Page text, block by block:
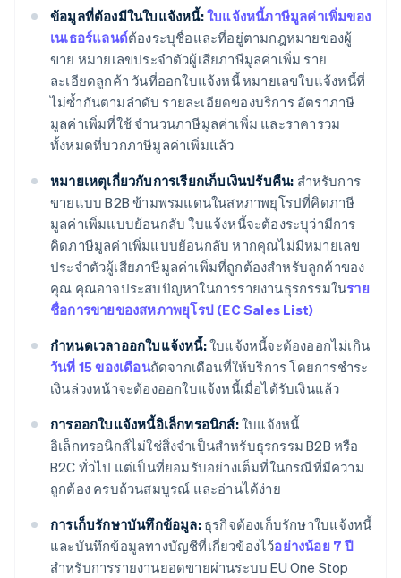
ข้อมูลที่ต้องมีในใบแจ้งหนี้:ใบแจ้งหนี้ภาษีมูลค่าเพิ่มของ
เนเธอร์แลนด์ต้องระบุชื่อและที่อยู่ตามกฎหมายของผู้
ขาย หมายเลขประจำตัวผู้เสียภาษีมูลค่าเพิ่ม ราย
ละเอียดลูกค้า วันที่ออกใบแจ้งหนี้ หมายเลขใบแจ้งหนี้ที่
ไม่ซ้ำกันตามลำดับ รายละเอียดของบริการ อัตราภาษี
มูลค่าเพิ่มที่ใช้ จำนวนภาษีมูลค่าเพิ่ม และราคารวม
ทั้งหมดที่บวกภาษีมูลค่าเพิ่มแล้ว
หมายเหตุเกี่ยวกับการเรียกเก็บเงินปรับคืน: สำหรับการ
ขายแบบ B2B ข้ามพรมแดนในสหภาพยุโรปที่คิดภาษี
มูลค่าเพิ่มแบบย้อนกลับ ใบแจ้งหนี้จะต้องระบุว่ามีการ
คิดภาษีมูลค่าเพิ่มแบบย้อนกลับ หากคุณไม่มีหมายเลข
ประจำตัวผู้เสียภาษีมูลค่าเพิ่มที่ถูกต้องสำหรับลูกค้าของ
คุณ คุณอาจประสบปัญหาในการรายงานธุรกรรมในราย
ชื่อการขายของสหภาพยุโรป (EC Sales List)
กำหนดเวลาออกใบแจ้งหนี้:ใบแจ้งหนี้จะต้องออกไม่เกิน
วันที่ 15 ของเดือนถัดจากเดือนที่ให้บริการ โดยการชำระ
เงินล่วงหน้าจะต้องออกใบแจ้งหนี้เมื่อได้รับเงินแล้ว
การออกใบแจ้งหนี้อิเล็กทรอนิกส์:ใบแจ้งหนี้
อิเล็กทรอนิกส์ไม่ใช่สิ่งจำเป็นสำหรับธุรกรรม B2B หรือ
B2C ทั่วไป แต่เป็นที่ยอมรับอย่างเต็มที่ในกรณีที่มีความ
ถูกต้อง ครบถ้วนสมบูรณ์ และอ่านได้ง่าย
การเก็บรักษาบันทึกข้อมูล:ธุรกิจต้องเก็บรักษาใบแจ้งหนี้
และบันทึกข้อมูลทางบัญชีที่เกี่ยวข้องไว้อย่างน้อย 7 ปี
สำหรับการรายงานยอดขายผ่านระบบ EU One Stop